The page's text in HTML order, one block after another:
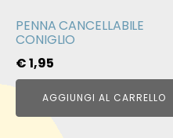
PENNA CANCELLABILE
CONIGLIO
€1,95
AGGIUNGI AL CARRELLO